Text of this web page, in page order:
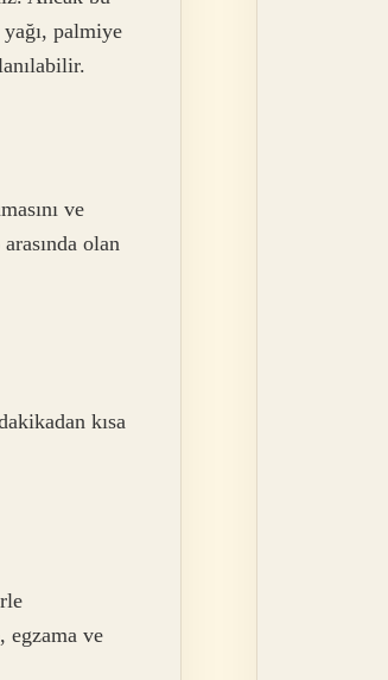
palmiye
ve
olan
kısa
egzama ve